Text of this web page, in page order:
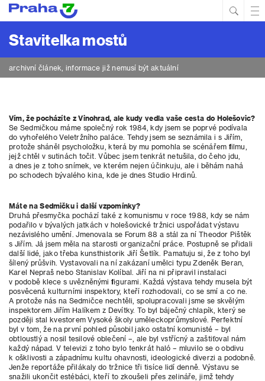
Stavitelka mostů
archivní článek, informace již nemusí být aktuální
Vím, že pocházíte z Vinohrad, ale kudy vedla vaše cesta do Holešovic?
Se Sedmičkou máme společný rok 1984, kdy jsem se poprvé podívala
do vyhořelého Veletržního paláce. Tehdy jsem se seznámila i s Jiřím,
protože sháněl psycholožku, která by mu pomohla se scénářem filmu,
jejž chtěl v sutinách točit. Vůbec jsem tenkrát netušila, do čeho jdu,
a dnes je z toho snímek, ve kterém nejen účinkuju, ale i běhám nahá
po schodech bývalého kina, kde je dnes Studio Hrdinů.
Máte na Sedmičku i další vzpomínky?
Druhá přesmyčka pochází také z komunismu v roce 1988, kdy se nám
podařilo v bývalých jatkách v holešovické tržnici uspořádat výstavu
nezávislého umění. Jmenovala se Forum 88 a stál za ní Theodor Pištěk
s Jiřím. Já jsem měla na starosti organizační práce. Postupně se přidali
další lidé, jako třeba kunsthistorik Jiří Šetlík. Pamatuju si, že z toho byl
šílený průšvih. Vystavovali na ní zakázaní umělci typu Zdeněk Beran,
Karel Nepraš nebo Stanislav Kolíbal. Jiří na ni připravil instalaci
v podobě klece s uvězněnými figurami. Každá výstava tehdy musela být
posvěcená kulturními inspektory, kteří rozhodovali, co se smí a co ne.
A protože nás na Sedmičce nechtěli, spolupracovali jsme se skvělým
inspektorem Jiřím Halíkem z Devítky. To byl báječný chlapík, který se
později stal kvestorem Vysoké školy uměleckoprůmyslové. Perfektní
byl v tom, že na první pohled působil jako ostatní komunisté – byl
obtloustlý a nosil tesilové oblečení –, ale byl vstřícný a zaštiťoval nám
každý nápad. V televizi z toho bylo tenkrát haló – mluvilo se o obdivu
k ošklivosti a západnímu kultu ohavnosti, ideologické diverzi a podobně.
Jenže reportáže přilákaly do tržnice tři tisíce lidí denně. Výstavu se
snažili ukončit estébáci, kteří to zkoušeli přes zelináře, jimž tehdy